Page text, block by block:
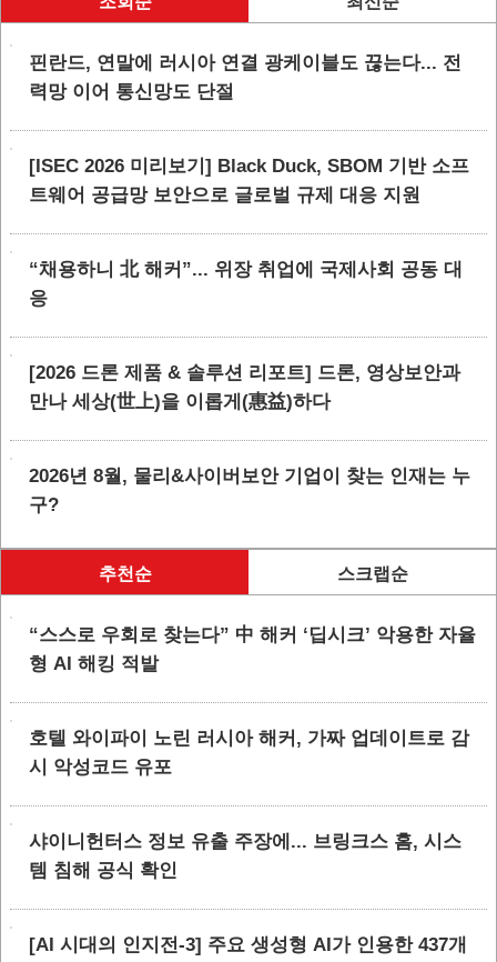
핀란드, 연말에 러시아 연결 광케이블도 끊는다... 전
력망 이어 통신망도 단절
[ISEC 2026 미리보기] Black Duck, SBOM 기반 소프
트웨어 공급망 보안으로 글로벌 규제 대응 지원
“채용하니 北 해커”... 위장 취업에 국제사회 공동 대
응
[2026 드론 제품 & 솔루션 리포트] 드론, 영상보안과
만나 세상(世上)을 이롭게(惠益)하다
2026년 8월, 물리&사이버보안 기업이 찾는 인재는 누
구?
추천순 스크랩순
“스스로 우회로 찾는다” 中 해커 ‘딥시크’ 악용한 자율
형 AI 해킹 적발
호텔 와이파이 노린 러시아 해커, 가짜 업데이트로 감
시 악성코드 유포
샤이니헌터스 정보 유출 주장에... 브링크스 홈, 시스
템 침해 공식 확인
[AI 시대의 인지전-3] 주요 생성형 AI가 인용한 437개